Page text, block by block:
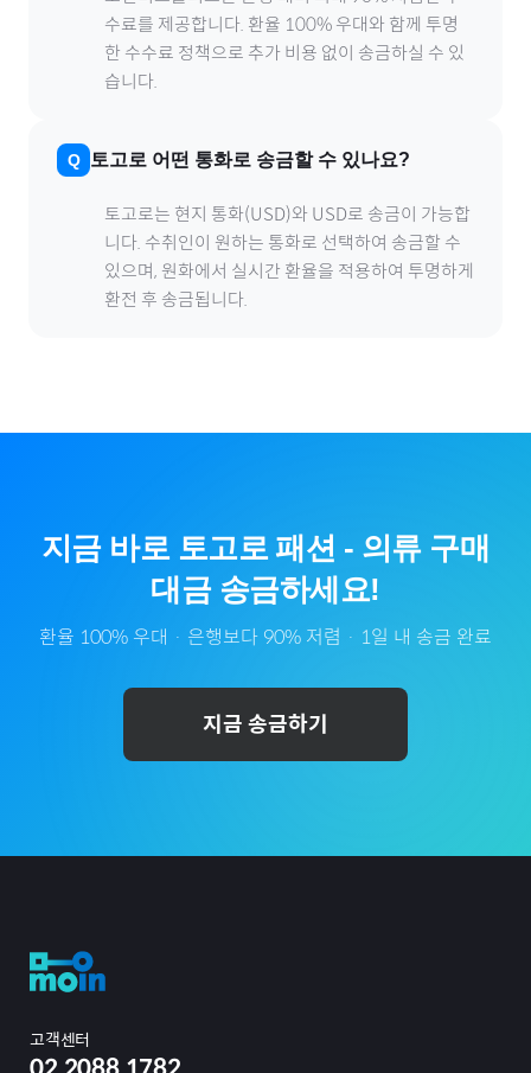
수료를 제공합니다. 환율 100% 우대와 함께 투명
한 수수료 정책으로 추가 비용 없이 송금하실 수 있
습니다.
토고로 어떤 통화로 송금할 수 있나요?
토고로는 현지 통화(USD)와 USD로 송금이 가능합
니다. 수취인이 원하는 통화로 선택하여 송금할 수
있으며, 원화에서 실시간 환율을 적용하여 투명하게
환전 후 송금됩니다.
지금 바로 토고로 패션 - 의류구매
대금 송금하세요!
환율 100% 우대 · 은행보다 90% 저렴 · 1일 내 송금 완료
지금 송금하기
고객센터